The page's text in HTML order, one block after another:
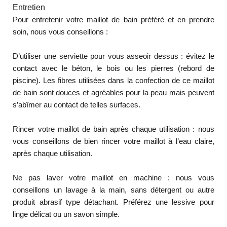
Entretien
Pour entretenir votre maillot de bain préféré et en prendre
soin, nous vous conseillons :
D’utiliser une serviette pour vous asseoir dessus : évitez le
contact avec le béton, le bois ou les pierres (rebord de
piscine). Les fibres utilisées dans la confection de ce maillot
de bain sont douces et agréables pour la peau mais peuvent
s’abîmer au contact de telles surfaces.
Rincer votre maillot de bain après chaque utilisation : nous
vous conseillons de bien rincer votre maillot à l’eau claire,
après chaque utilisation.
Ne pas laver votre maillot en machine : nous vous
conseillons un lavage à la main, sans détergent ou autre
produit abrasif type détachant. Préférez une lessive pour
linge délicat ou un savon simple.